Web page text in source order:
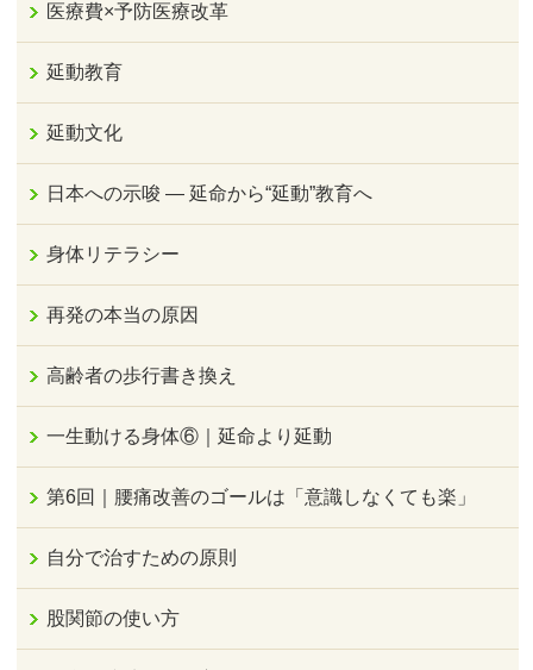
医療費×予防医療改革
延動教育
延動文化
日本への示唆 ― 延命から“延動”教育へ
身体リテラシー
再発の本当の原因
高齢者の歩行書き換え
一生動ける身体⑥｜延命より延動
第6回｜腰痛改善のゴールは「意識しなくても楽」
自分で治すための原則
股関節の使い方